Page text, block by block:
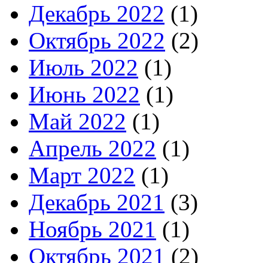
Декабрь 2022 (1)
Октябрь 2022 (2)
Июль 2022 (1)
Июнь 2022 (1)
Май 2022 (1)
Апрель 2022 (1)
Март 2022 (1)
Декабрь 2021 (3)
Ноябрь 2021 (1)
Октябрь 2021 (2)